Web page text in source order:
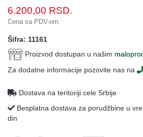
6.200,00 RSD.
Cena sa PDV-om.
Šifra: 11161
Proizvod dostupan u našim
Za dodatne informacije pozovite nas na
Dostava na teritoriji cele Srbije
Besplatna dostava za porudžbine u
din